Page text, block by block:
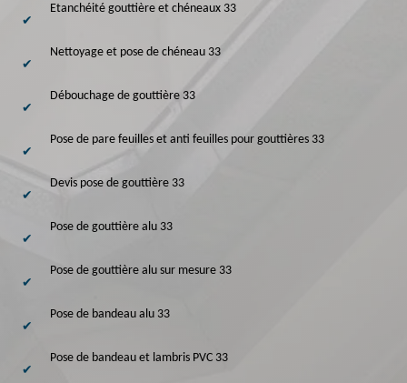
Etanchéité gouttière et chéneaux 33
Nettoyage et pose de chéneau 33
Débouchage de gouttière 33
Pose de pare feuilles et anti feuilles pour gouttières 33
Devis pose de gouttière 33
Pose de gouttière alu 33
Pose de gouttière alu sur mesure 33
Pose de bandeau alu 33
Pose de bandeau et lambris PVC 33